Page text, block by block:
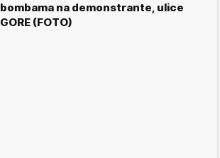
bombama na demonstrante, ulice
GORE (FOTO)